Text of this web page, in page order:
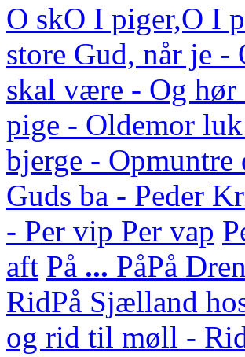
O skO I piger,O I
store Gud, når je
skal være - Og hør
pige - Oldemor
bjerge - Opmuntre
Guds ba - Peder
- Per vip Per vap
aft På ... PåPå
RidPå Sjælland
og rid til møll -